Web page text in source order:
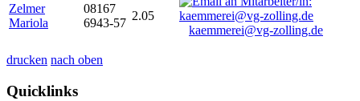
Zelmer
Mariola
08167
6943-57
2.05
kaemmerei@vg-zolling.de
drucken nach oben
Quicklinks